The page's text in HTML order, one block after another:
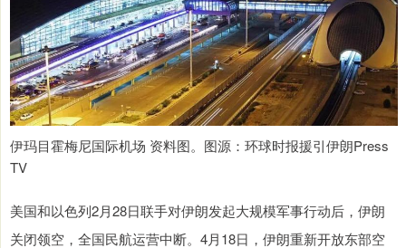
伊玛目霍梅尼国际机场 资料图。图源：环球时报援引伊朗Press
TV
美国和以色列2月28日联手对伊朗发起大规模军事行动后，伊朗
关闭领空，全国民航运营中断。4月18日，伊朗重新开放东部空